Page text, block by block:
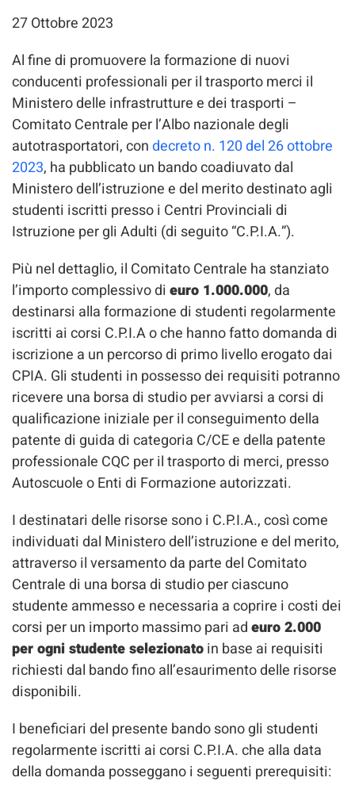
27 Ottobre 2023
Al fine di promuovere la formazione di nuovi
conducenti professionali per il trasporto merci il
Ministero delle infrastrutture e dei trasporti –
Comitato Centrale per l’Albo nazionale degli
autotrasportatori, condecreto n. 120 del 26 ottobre
2023, ha pubblicato un bando coadiuvato dal
Ministero dell’istruzione e del merito destinato agli
studenti iscritti presso i Centri Provinciali di
Istruzione per gli Adulti (di seguito “C.P.I.A.”).
Più nel dettaglio, il Comitato Centrale ha stanziato
l’importo complessivo di euro 1.000.000, da
destinarsi alla formazione di studenti regolarmente
iscritti ai corsi C.P.I.A o che hanno fatto domanda di
iscrizione a un percorso di primo livello erogato dai
CPIA. Gli studenti in possesso dei requisiti potranno
ricevere una borsa di studio per avviarsi a corsi di
qualificazione iniziale per il conseguimento della
patente di guida di categoria C/CE e della patente
professionale CQC per il trasporto di merci, presso
Autoscuole o Enti di Formazione autorizzati.
I destinatari delle risorse sono i C.P.I.A., così come
individuati dal Ministero dell’istruzione e del merito,
attraverso il versamento da parte del Comitato
Centrale di una borsa di studio per ciascuno
studente ammesso e necessaria a coprire i costi dei
corsi per un importo massimo pari adeuro 2.000
per ogni studente selezionatoin base ai requisiti
richiesti dal bando fino all’esaurimento delle risorse
disponibili.
I beneficiari del presente bando sono gli studenti
regolarmente iscritti ai corsi C.P.I.A. che alla data
della domanda posseggano i seguenti prerequisiti: